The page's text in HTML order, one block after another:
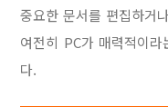
중요한 문서를 편집하거
여전히 PC가 매력적이
다.